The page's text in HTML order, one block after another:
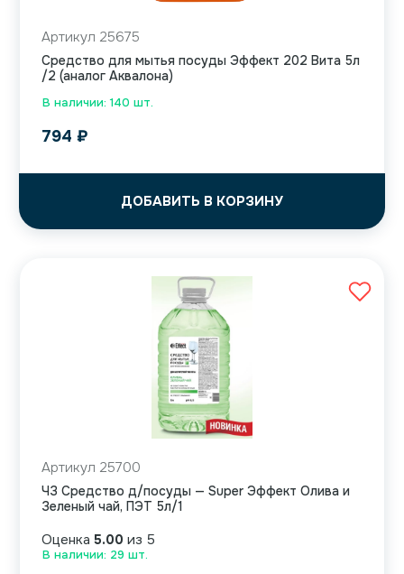
В наличии: 140 шт.
Артикул 25675
Средство для мытья посуды Эффект 202 Вита 5л
/2 (аналог Аквалона)
794 ₽
ДОБАВИТЬ В КОРЗИНУ
В наличии: 29 шт.
Артикул 25700
ЧЗ Средство д/посуды — Super Эффект Олива и
Зеленый чай, ПЭТ 5л/1
Оценка 5.00 из 5